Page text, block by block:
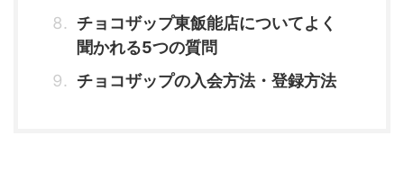
チョコザップ東飯能店についてよく
聞かれる5つの質問
チョコザップの入会方法・登録方法